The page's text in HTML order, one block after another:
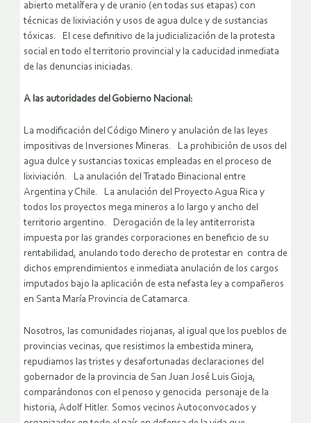
abierto metalífera y de uranio (en todas sus etapas) con
técnicas de lixiviación y usos de agua dulce y de sustancias
tóxicas. El cese definitivo de la judicialización de la protesta
social en todo el territorio provincial y la caducidad inmediata
de las denuncias iniciadas.
A las autoridades del Gobierno Nacional:
La modificación del Código Minero y anulación de las leyes
impositivas de Inversiones Mineras. La prohibición de usos del
agua dulce y sustancias toxicas empleadas en el proceso de
lixiviación. La anulación del Tratado Binacional entre
Argentina y Chile. La anulación del Proyecto Agua Rica y
todos los proyectos mega mineros a lo largo y ancho del
territorio argentino. Derogación de la ley antiterrorista
impuesta por las grandes corporaciones en beneficio de su
rentabilidad, anulando todo derecho de protestar en contra de
dichos emprendimientos e inmediata anulación de los cargos
imputados bajo la aplicación de esta nefasta ley a compañeros
en Santa María Provincia de Catamarca.
Nosotros, las comunidades riojanas, al igual que los pueblos de
provincias vecinas, que resistimos la embestida minera,
repudiamos las tristes y desafortunadas declaraciones del
gobernador de la provincia de San Juan José Luis Gioja,
comparándonos con el penoso y genocida personaje de la
historia, Adolf Hitler. Somos vecinos Autoconvocados y